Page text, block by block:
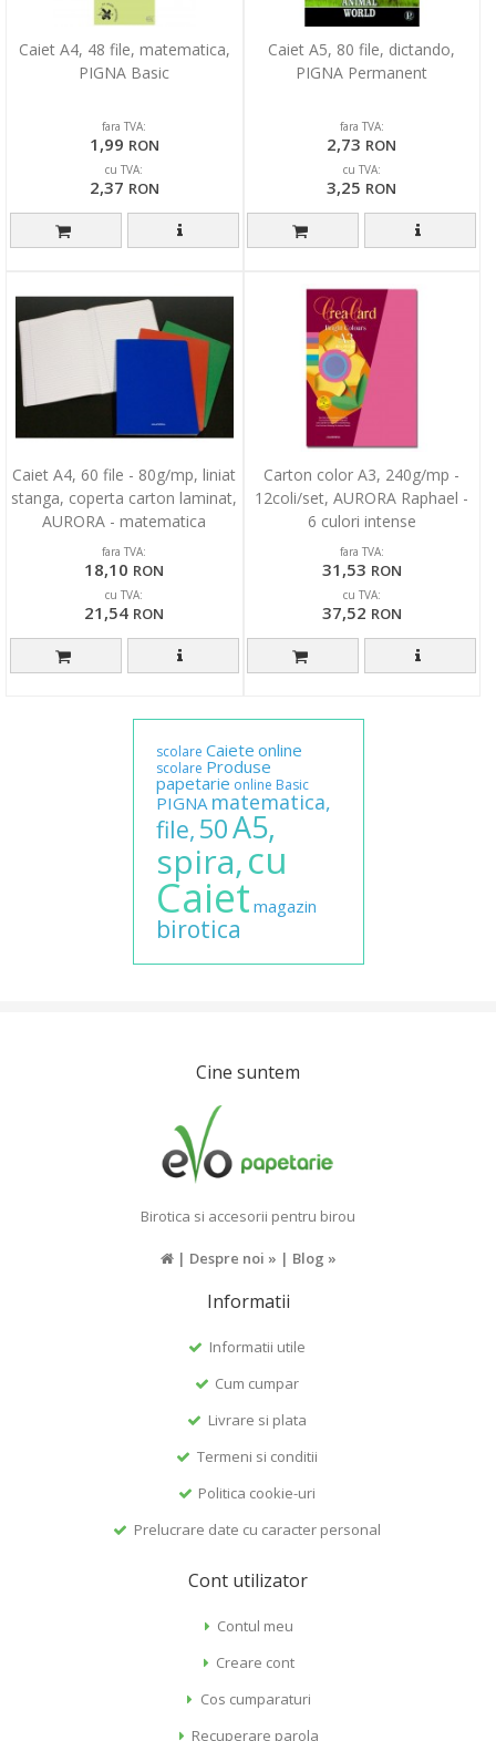
Caiet A4, 48 file, matematica,
PIGNA Basic
fara TVA:
1,99 RON
cu TVA:
2,37 RON
Caiet A5, 80 file, dictando,
PIGNA Permanent
fara TVA:
2,73 RON
cu TVA:
3,25 RON
Caiet A4, 60 file - 80g/mp, liniat
stanga, coperta carton laminat,
AURORA - matematica
fara TVA:
18,10 RON
cu TVA:
21,54 RON
Carton color A3, 240g/mp -
12coli/set, AURORA Raphael -
6 culori intense
fara TVA:
31,53 RON
cu TVA:
37,52 RON
scolare Caiete online
scolare Produse
papetarie online Basic
PIGNA matematica,
file, 50A5,
spira,cu
Caiet magazin
birotica
Cine suntem
Birotica si accesorii pentru birou
| Despre noi » | Blog »
Informatii
Informatii utile
Cum cumpar
Livrare si plata
Termeni si conditii
Politica cookie-uri
Prelucrare date cu caracter personal
Cont utilizator
Contul meu
Creare cont
Cos cumparaturi
Recuperare parola